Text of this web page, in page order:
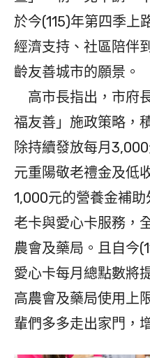
於今(115)年第四季上
經濟支持、社區陪伴
齡友善城市的願景。
高市長指出，市府
福友善」施政策略，
除持續發放每月
元重陽敬老禮金及低
1,000元的營養金補
老卡與愛心卡服務，
農會及藥局。且自今
愛心卡每月總點數將
高農會及藥局使用上
輩們多多走出家門，